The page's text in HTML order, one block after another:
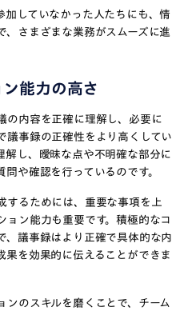
加していなかった人たちにも、情
、さまざまな業務がスムーズに進
能力の高さ
の内容を正確に理解し、必要に
議事録の正確性をより高くしてい
解し、曖昧な点や不明確な部分に
や確認を行っているのです。
するためには、重要な事項を上
ョン能力も重要です。積極的なコ
、議事録はより正確で具体的な内
果を効果的に伝えることができま
ンのスキルを磨くことで、チーム